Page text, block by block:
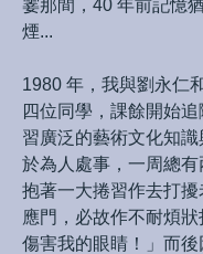
霎那間，40 年前記憶
煙...
1980 年，我與劉永仁
四位同學，課餘開始
習廣泛的藝術文化知
於為人處事，一周總
抱著一大捲習作去打
應門，必故作不耐煩
傷害我的眼睛！」而